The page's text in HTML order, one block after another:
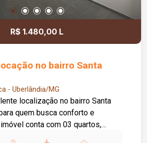
R$ 1.480,00 L
no bairro Santa
- Uberlândia/MG
localização no bairro Santa
quem busca conforto e
conta com 03 quartos,